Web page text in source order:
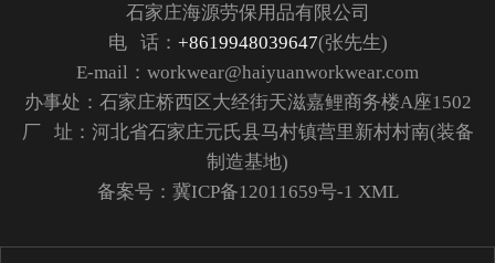
石家庄海源劳保用品有限公司
电 话： +8619948039647(张先生)
E-mail：workwear@haiyuanworkwear.com
办事处：石家庄桥西区大经街天滋嘉鲤商务楼A座1502
厂 址：河北省石家庄元氏县马村镇营里新村村南(装备
制造基地)
备案号： 冀ICP备12011659号-1 XML